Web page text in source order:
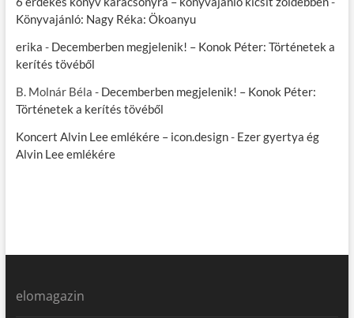
Könyvajánló: Nagy Réka: Ökoanyu
erika - Decemberben megjelenik! – Konok Péter: Történetek a
kerítés tövéből
B. Molnár Béla - Decemberben megjelenik! – Konok Péter:
Történetek a kerítés tövéből
Koncert Alvin Lee emlékére – icon.design- Ezer gyertya ég
Alvin Lee emlékére
elomagazin